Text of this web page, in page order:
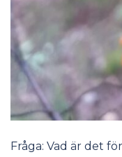
Fråga: Vad är det